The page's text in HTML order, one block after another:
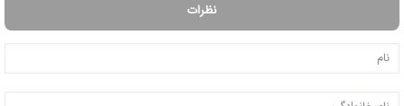
نظرات